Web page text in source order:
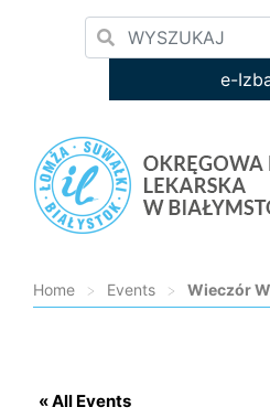
e-
Home > Events > Wieczór
« All Events